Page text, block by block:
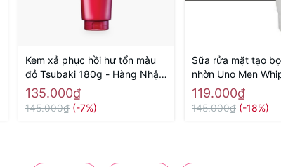
Kem xả phục hồi hư tổn màu
đỏ Tsubaki 180g - Hàng Nhật
chính hãng
135.000₫
145.000₫ (-7%)
Sữa rửa mặt tạo
nhờn Uno Men
Black 130g - Hàng
hãng
119.000₫
145.000₫ (-18%)